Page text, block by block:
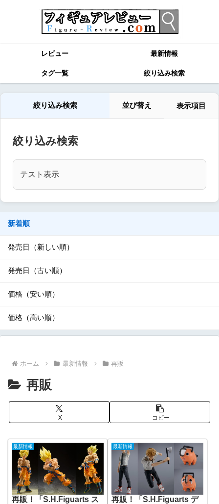
レビュー 最新情報
タグ一覧 絞り込み検索
絞り込み検索 並び替え 表示項目
絞り込み検索
テスト表示
新着順
発売日（新しい順）
発売日（古い順）
価格（安い順）
価格（高い順）
ホーム 最新情報 再販
再販
X コピー
最新情報
再販！「S.H.Figuarts ス
最新情報
再販！「S.H.Figuarts デ